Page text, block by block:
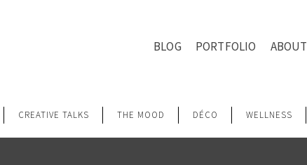
BLOG PORTFOLIO ABOUT
CREATIVE TALKS THE MOOD DÉCO WELLNESS